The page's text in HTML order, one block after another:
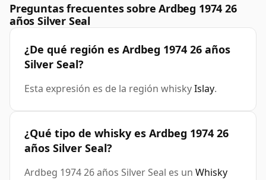
Preguntas frecuentes sobre Ardbeg 1974 26
años Silver Seal
¿De qué región es Ardbeg 1974 26 años
Silver Seal?
Esta expresión es de la región whiskyIslay.
¿Qué tipo de whisky es Ardbeg 1974 26
años Silver Seal?
Ardbeg 1974 26 años Silver Seal es un Whisky